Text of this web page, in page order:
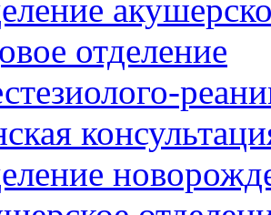
отделение